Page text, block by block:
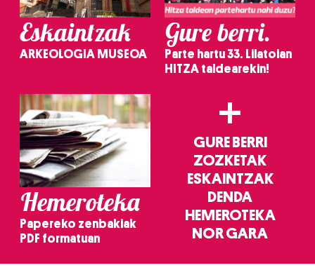
Eskaintzak
ARKEOLOGIA MUSEOA
Gure berri.
Parte hartu 33. Lilatoian
HITZA taldearekin!
Hemeroteka
Papereko zenbakiak
PDF formatuan
+
GURE BERRI
ZOZKETAK
ESKAINTZAK
DENDA
HEMEROTEKA
NOR GARA